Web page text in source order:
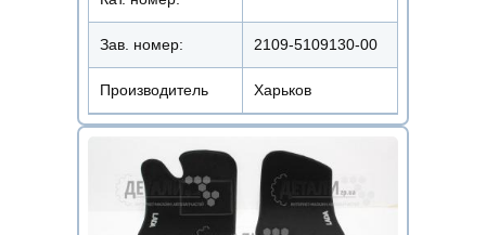
Зав. номер: 2109-5109130-00
Производитель Харьков